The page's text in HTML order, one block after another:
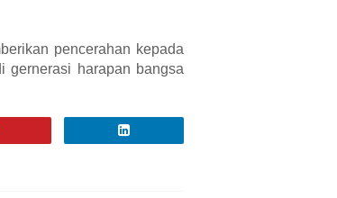
pencerahan kepada
gernerasi harapan bangsa